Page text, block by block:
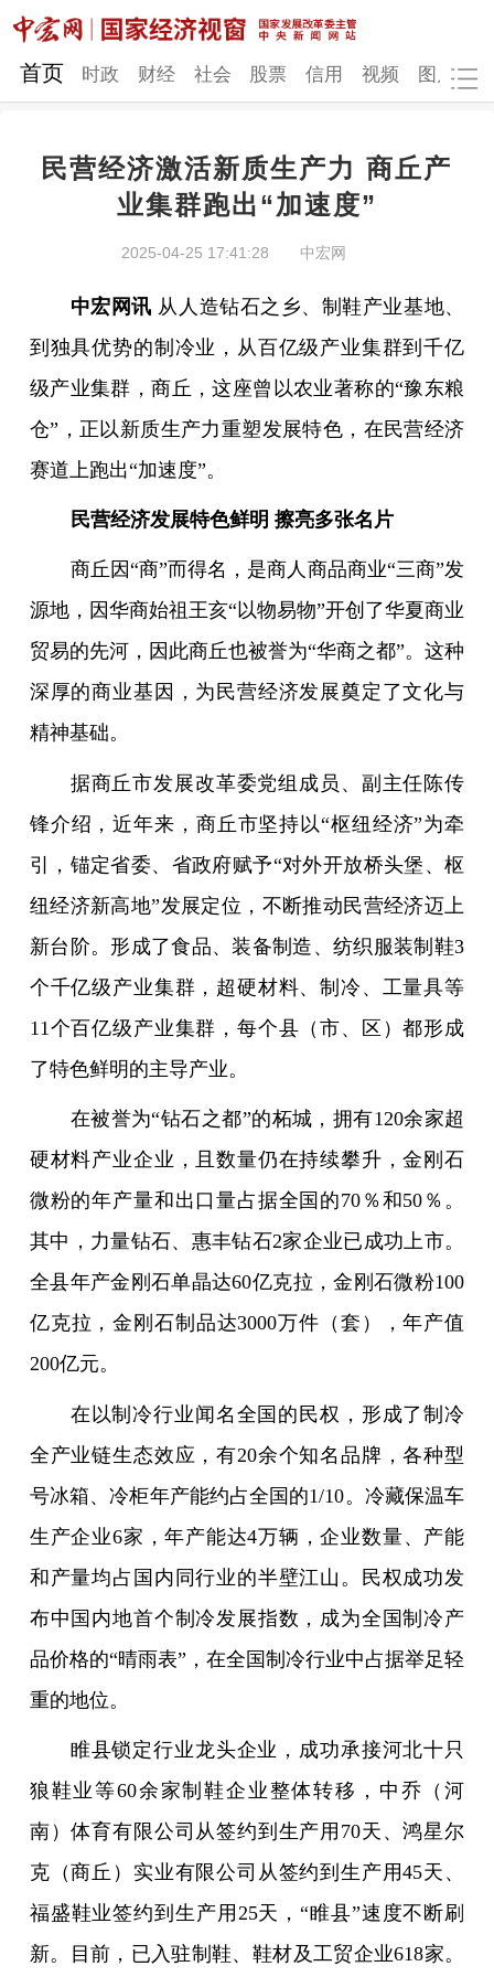
网站地图
财经 社会
图片
地方发展
首页 时政 财经 社会 股票 信用 视频 图片
民营经济激活新质生产力 商丘产
业集群跑出“加速度”
2025-04-25 17:41:28 中宏网
中宏网讯 从人造钻石之乡、制鞋产业基地、
到独具优势的制冷业，从百亿级产业集群到千亿
级产业集群，商丘，这座曾以农业著称的“豫东粮
仓”，正以新质生产力重塑发展特色，在民营经济
赛道上跑出“加速度”。
民营经济发展特色鲜明 擦亮多张名片
商丘因“商”而得名，是商人商品商业“三商”发
源地，因华商始祖王亥“以物易物”开创了华夏商业
贸易的先河，因此商丘也被誉为“华商之都”。这种
深厚的商业基因，为民营经济发展奠定了文化与
精神基础。
据商丘市发展改革委党组成员、副主任陈传
锋介绍，近年来，商丘市坚持以“枢纽经济”为牵
引，锚定省委、省政府赋予“对外开放桥头堡、枢
纽经济新高地”发展定位，不断推动民营经济迈上
新台阶。形成了食品、装备制造、纺织服装制鞋3
个千亿级产业集群，超硬材料、制冷、工量具等
11个百亿级产业集群，每个县（市、区）都形成
了特色鲜明的主导产业。
在被誉为“钻石之都”的柘城，拥有120余家超
硬材料产业企业，且数量仍在持续攀升，金刚石
微粉的年产量和出口量占据全国的70％和50％。
其中，力量钻石、惠丰钻石2家企业已成功上市。
全县年产金刚石单晶达60亿克拉，金刚石微粉100
亿克拉，金刚石制品达3000万件（套），年产值
200亿元。
在以制冷行业闻名全国的民权，形成了制冷
全产业链生态效应，有20余个知名品牌，各种型
号冰箱、冷柜年产能约占全国的1/10。冷藏保温车
生产企业6家，年产能达4万辆，企业数量、产能
和产量均占国内同行业的半壁江山。民权成功发
布中国内地首个制冷发展指数，成为全国制冷产
品价格的“晴雨表”，在全国制冷行业中占据举足轻
重的地位。
睢县锁定行业龙头企业，成功承接河北十只
狼鞋业等60余家制鞋企业整体转移，中乔（河
南）体育有限公司从签约到生产用70天、鸿星尔
克（商丘）实业有限公司从签约到生产用45天、
福盛鞋业签约到生产用25天，“睢县”速度不断刷
新。目前，已入驻制鞋、鞋材及工贸企业618家。